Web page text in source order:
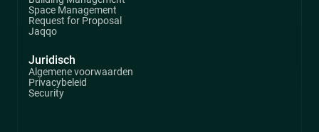
Space Management
Request for Proposal
Jaqqo
Juridisch
Algemene voorwaarden
Privacybeleid
Security